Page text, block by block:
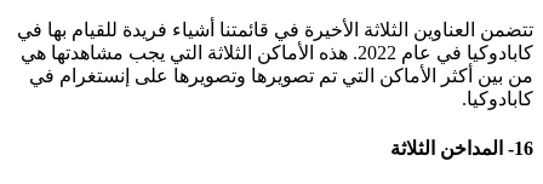
تتضمن العناوين الثلاثة الأخيرة في قائمتنا أشياء فريدة للقيام بها في
كابادوكيا في عام 2022. هذه الأماكن الثلاثة التي يجب مشاهدتها هي
من بين أكثر الأماكن التي تم تصويرها وتصويرها على إنستغرام في
كابادوكيا.
16- المداخن الثلاثة